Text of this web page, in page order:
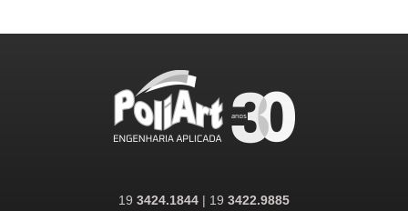
19 3424.1844 | 19 3422.9885